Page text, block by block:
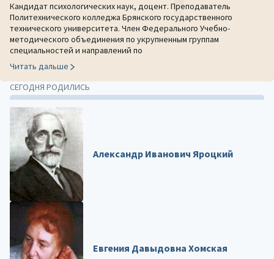
Кандидат психологических наук, доцент. Преподаватель
Политехнического колледжа Брянского государственного
технического университета. Член Федерального Учебно-
методического объединения по укрупненным группам
специальностей и направлений по
Читать дальше
СЕГОДНЯ РОДИЛИСЬ
Александр Иванович Яроцкий
Евгения Давыдовна Хомская